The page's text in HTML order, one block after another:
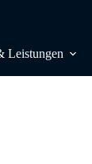
Leistungen